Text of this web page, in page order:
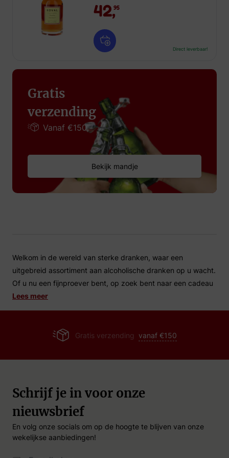
42,95
Direct leverbaar!
Gratis
verzending
Vanaf €150,-
Bekijk mandje
Welkom in de wereld van sterke dranken, waar een
uitgebreid assortiment aan alcoholische dranken op u wacht.
Of u nu een fijnproever bent, op zoek bent naar een cadeau
voor een speciale gelegenheid, of gewoon wilt genieten van
een heerlijk drankje na een lange dag, bij Drankgigant.nl
zijn alcoholische dranken met een hoger alcoholpercentage
dan bier of wijn. Ze worden geproduceerd door het
distilleren van gefermenteerde granen, fruit of groenten. Dit
proces resulteert in een geconcentreerde vorm van alcohol
met een rijke en complexe smaak.
Lees meer
Gratis verzending vanaf €150
Schrijf je in voor onze
nieuwsbrief
En volg onze socials om op de hoogte te blijven van onze
wekelijkse aanbiedingen!